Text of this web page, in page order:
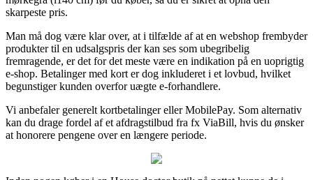
skarpeste pris.
Man må dog være klar over, at i tilfælde af at en webshop frembyder
produkter til en udsalgspris der kan ses som ubegribelig
fremragende, er det for det meste være en indikation på en uoprigtig
e-shop. Betalinger med kort er dog inkluderet i et lovbud, hvilket
begunstiger kunden overfor uægte e-forhandlere.
Vi anbefaler generelt kortbetalinger eller MobilePay. Som alternativ
kan du drage fordel af et afdragstilbud fra fx ViaBill, hvis du ønsker
at honorere pengene over en længere periode.